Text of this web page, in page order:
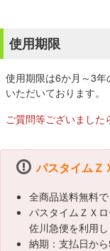
使用期限
使用期限は6か月～3
いただいております。
ご質問等ございました
パスタイムＺ
全商品送料無料で
パスタイムＺＸ
佐川急便を利用し
納期：支払日か